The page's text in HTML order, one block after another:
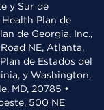
y Sur de
Plan de
de Georgia, Inc.,
NE, Atlanta,
de Estados del
y Washington,
MD, 20785 •
500 NE